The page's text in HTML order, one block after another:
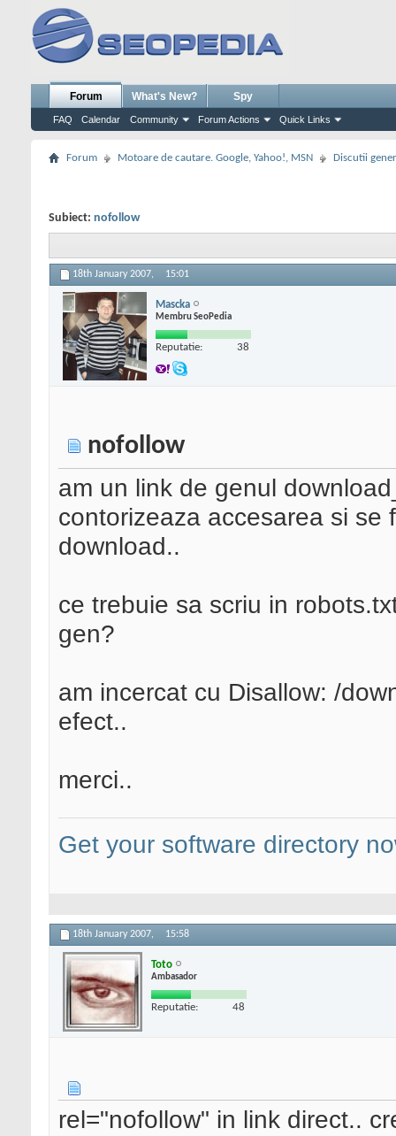
Forum
FAQ Calendar Community Forum Actions Quick Links
What's New? Spy
Forum Motoare de cautare. Google, Yahoo!, MSN Discutii
Subiect: nofollow
18th January 2007, 15:01
Mascka
Membru SeoPedia
Reputatie: 38
nofollow
am un link de genul
contorizeaza accesarea si se
download..
ce trebuie sa scriu in
gen?
am incercat cu Disallow: /
efect..
merci..
Get your software directory
18th January 2007, 15:58
Toto
Ambasador
Reputatie: 48
rel="nofollow" in link direct..